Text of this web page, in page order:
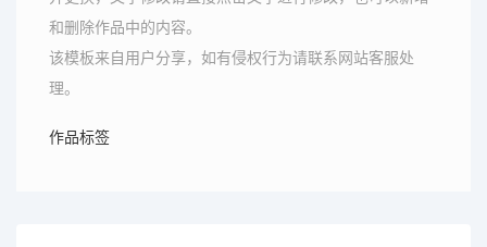
和删除作品中的内容。
该模板来自用户分享，如有侵权行为请联系网站客服处
理。
作品标签